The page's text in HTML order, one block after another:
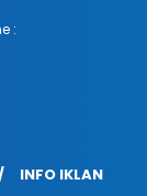
:
INFO IKLAN